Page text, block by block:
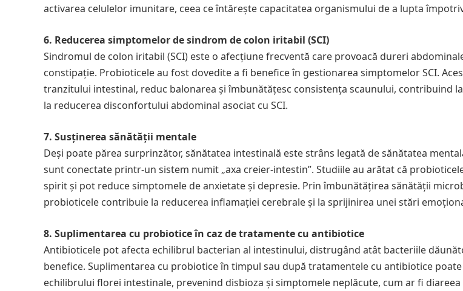
activarea celulelor imunitare, ceea ce întărește capacitatea organismului de a lupta
6. Reducerea simptomelor de sindrom de colon iritabil (SCI)
Sindromul de colon iritabil (SCI) este o afecțiune frecventă care provoacă dureri
constipație. Probioticele au fost dovedite a fi benefice în gestionarea simptomelor SCI.
tranzitului intestinal, reduc balonarea și îmbunătățesc consistența scaunului, contribuind
la reducerea disconfortului abdominal asociat cu SCI.
7. Susținerea sănătății mentale
Deși poate părea surprinzător, sănătatea intestinală este strâns legată de sănătatea
sunt conectate printr-un sistem numit „axa creier-intestin”. Studiile au arătat că
spirit și pot reduce simptomele de anxietate și depresie. Prin îmbunătățirea sănătății
probioticele contribuie la reducerea inflamației cerebrale și la sprijinirea unei stări
8. Suplimentarea cu probiotice în caz de tratamente cu antibiotice
Antibioticele pot afecta echilibrul bacterian al intestinului, distrugând atât bacteriile
benefice. Suplimentarea cu probiotice în timpul sau după tratamentele cu antibiotice
echilibrului florei intestinale, prevenind disbioza și simptomele neplăcute, cum ar fi